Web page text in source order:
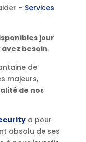
– Services
jour
besoin.
de
majeurs,
de nos
a pour
absolu de ses